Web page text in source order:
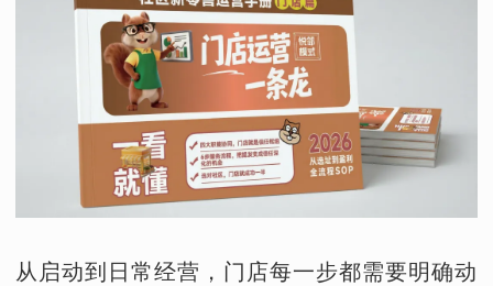
从启动到日常经营，门店每一步都需要明确动